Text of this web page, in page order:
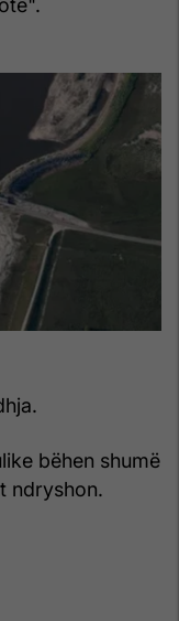
bëhen shumë
ndryshon.